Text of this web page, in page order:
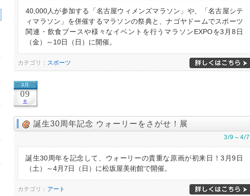
40,000人が参加する「名古屋ウィメンズマラソン」や、「名古屋シテ
ィマラソン」を併催するマラソンの祭典と、ナゴヤドームでスポーツ
関連・飲食ブースや様々なイベントを行うマラソンEXPOを3月8日
（金）～10日（日）に開催。
カテゴリ： スポーツ
3月
09
土
誕生30周年記念 ウォーリーをさがせ！展
3/9～4/7
誕生30周年を記念して、ウォーリーの貴重な原画が初来日！3月9日
（土）～4月7日（日）に松坂屋美術館で開催。
カテゴリ： アート